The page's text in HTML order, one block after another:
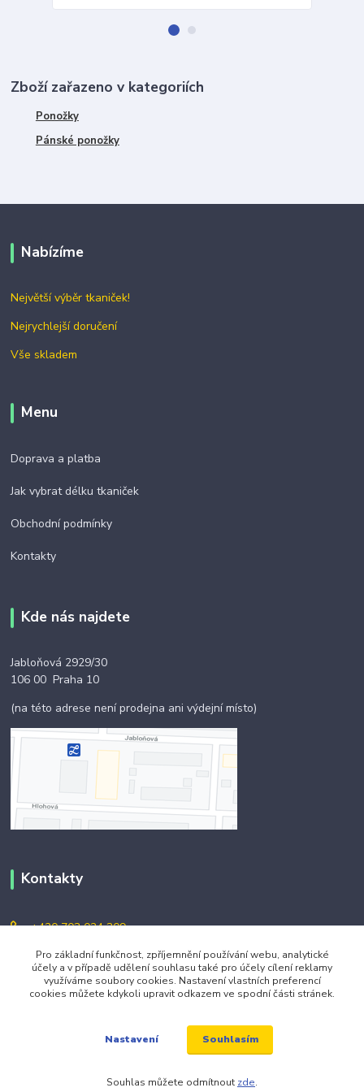
Zboží zařazeno v kategoriích
Ponožky
Pánské ponožky
Nabízíme
Největší výběr tkaniček!
Nejrychlejší doručení
Vše skladem
Menu
Doprava a platba
Jak vybrat délku tkaniček
Obchodní podmínky
Kontakty
Kde nás najdete
Jabloňová 2929/30
106 00 Praha 10
(na této adrese není prodejna ani výdejní místo)
Kontakty
+420 703 024 309
objednavky@zavazuj.cz
© 2026 zavazuj.cz Všechna práva vyhrazena.
Pro základní funkčnost, zpříjemnění používání webu, analytické
účely a v případě udělení souhlasu také pro účely cílení reklamy
využíváme soubory cookies. Nastavení vlastních preferencí
cookies můžete kdykoli upravit odkazem ve spodní části stránek.
Nastavení Souhlasím
Souhlas můžete odmítnout zde.